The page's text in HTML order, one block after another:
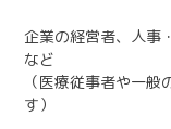
企業の経営者、人事
など
（医療従事者や一
す）